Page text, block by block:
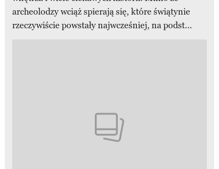
archeolodzy wciąż spierają się, które świątynie
rzeczywiście powstały najwcześniej, na podst...